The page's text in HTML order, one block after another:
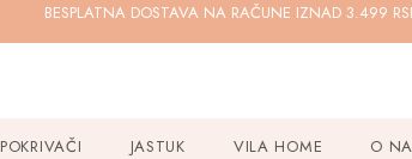
BESPLATNA DOSTAVA NA RAČUNE IZNAD 3.499
POKRIVAČI JASTUK VILA HOME O